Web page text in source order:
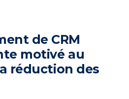
de CRM
motivé au
réduction des